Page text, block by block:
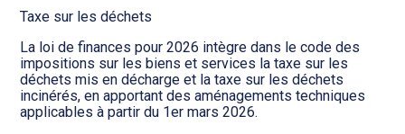
Taxe sur les déchets
La loi de finances pour 2026 intègre dans le code des
impositions sur les biens et services la taxe sur les
déchets mis en décharge et la taxe sur les déchets
incinérés, en apportant des aménagements techniques
applicables à partir du 1er mars 2026.